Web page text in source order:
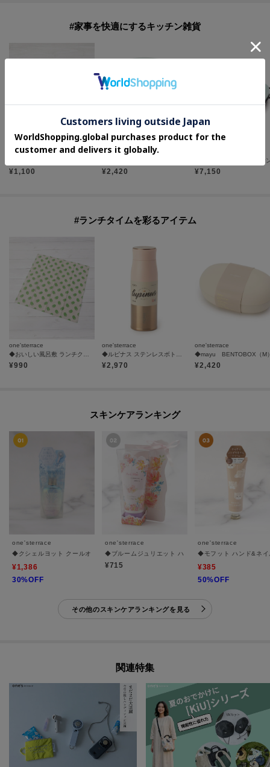
#家事を快適にするキッチン雑貨
one'sterrace
¥1,100
one'sterrace
¥2,420 ¥7,150
#ランチタイムを彩るアイテム
one'sterrace
◆おいしい風呂敷 ランチクロス
¥990
one'sterrace
◆ルピナス ステンレスボトル RG 2 400ml
¥2,970
one'sterrace
◆mayu BENTOBOX（M
¥2,420
スキンケアランキング
one'sterrace
◆クシェルヨット クールオードトワレ
¥1,386
30%OFF
one'sterrace
◆ブルームジュリエット ハンドクリーム
¥715
one'sterrace
◆モフット ハンド&ネイ
¥385
50%OFF
その他のスキンケアランキングを見る
関連特集